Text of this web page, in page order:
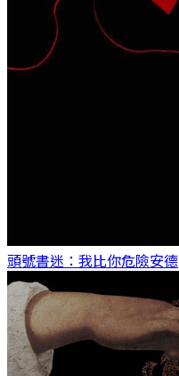
頭號書迷：我比你危險安德